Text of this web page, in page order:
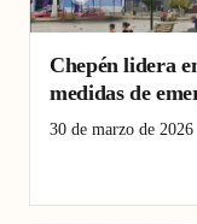
Chepén lidera
medidas de
30 de marzo de 2026